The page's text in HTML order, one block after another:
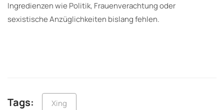
Ingredienzen wie Politik, Frauenverachtung oder
sexistische Anzüglichkeiten bislang fehlen.
Tags: Xing